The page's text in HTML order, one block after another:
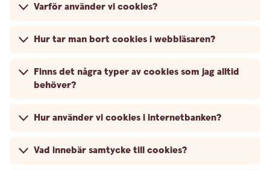
Varför använder vi cookies?
Hur tar man bort cookies i webbläsaren?
Finns det några typer av cookies som jag alltid
behöver?
Hur använder vi cookies i internetbanken?
Vad innebär samtycke till cookies?